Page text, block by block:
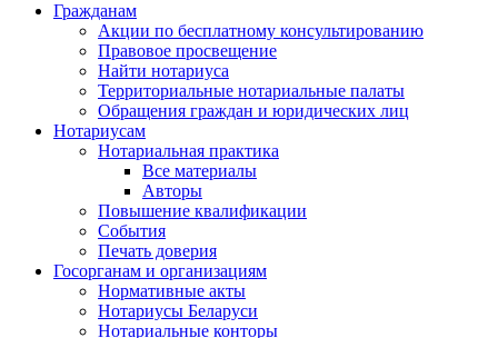
Гражданам
Акции по бесплатному консультированию
Правовое просвещение
Найти нотариуса
Территориальные нотариальные палаты
Обращения граждан и юридических лиц
Нотариусам
Нотариальная практика
Все материалы
Авторы
Повышение квалификации
События
Печать доверия
Госорганам и организациям
Нормативные акты
Нотариусы Беларуси
Нотариальные конторы